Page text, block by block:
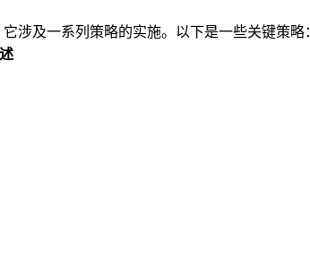
涉及一系列策略的实施。以下是一些关键策略：